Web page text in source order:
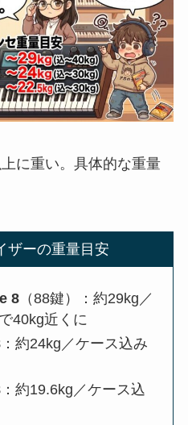
に重い。具体的な重量
ザーの重量目安
8 （88鍵）：約29kg／
40kg近くに
：約24kg／ケース込み
：約19.6kg／ケース込